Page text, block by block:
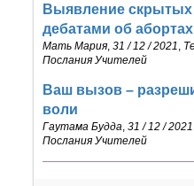
Выявление скрытых
дебатами об абортах
Мать Мария ,31 / 12 / 2021
Послания Учителей
Ваш вызов –
воли
Гаутама Будда ,31 / 12 / 2021
Послания Учителей